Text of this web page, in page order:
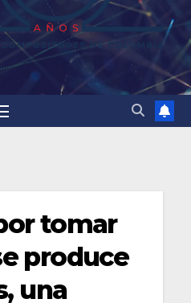
tomar
produce
una